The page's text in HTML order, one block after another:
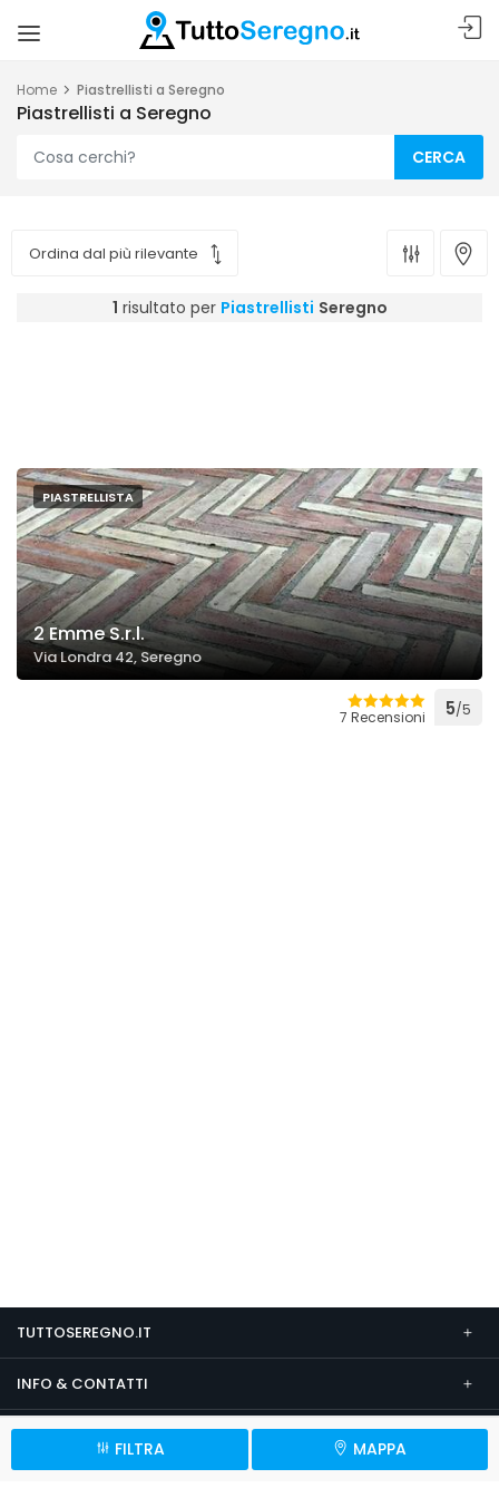
Home Piastrellisti a Seregno
Piastrellisti a Seregno
CERCA
1 risultato per Piastrellisti Seregno
PIASTRELLISTA
2 Emme S.r.l.
Via Londra 42, Seregno
7 Recensioni 5/5
FILTRA MAPPA
TUTTOSEREGNO.IT
INFO & CONTATTI
SEGUICI SU